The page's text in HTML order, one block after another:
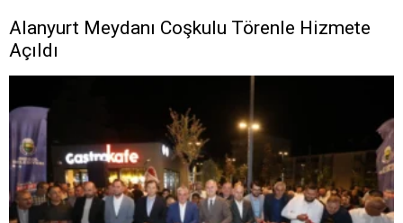
Alanyurt Meydanı Coşkulu Törenle Hizmete
Açıldı